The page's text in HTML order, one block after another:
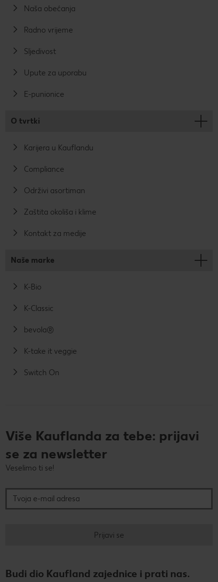
Naša obećanja
Radno vrijeme
Sljedivost
Upute za uporabu
E-punionice
O tvrtki
Karijera u Kauflandu
Compliance
Održivi asortiman
Zaštita okoliša i klime
Kontakt za medije
Naše marke
K-Bio
K-Classic
bevola®
K-take it veggie
Switch On
Više Kauflanda za tebe: prijavi
se za newsletter
Veselimo ti se!
Prijavi se
Budi dio Kaufland zajednice i prati nas.